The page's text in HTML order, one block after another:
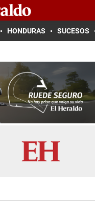
HONDURAS SUCESOS